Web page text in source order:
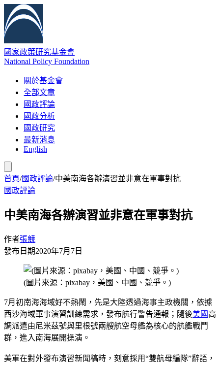
國家政策研究基金會
National Policy Foundation
關於基金會
全部文章
國政評論
國政分析
國政研究
最新消息
English
首頁/國政評論/中美南海各辦演習並非意在軍事對抗
國政評論
中美南海各辦演習並非意在軍事對抗
作者張競
發布日期2020年7月7日
(圖片來源：pixabay，美國、中國、競爭。)
7月初南海海域好不熱鬧，先是大陸透過海事主政機關，依據
西沙海域軍事演習訓練需求，發布航行警告通報；隨後美國 高
調派遣由尼米茲號與里根號兩艘航空母艦為核心的航艦戰鬥
群，進入南海展開操演。
美軍在對外發布演習新聞稿時，刻意採用“雙航母編隊”辭語，